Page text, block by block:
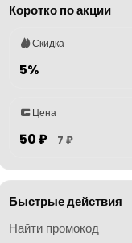
Коротко по акции
Скидка
5%
Цена
50 ₽ 7 ₽
Быстрые действия
Найти промокод